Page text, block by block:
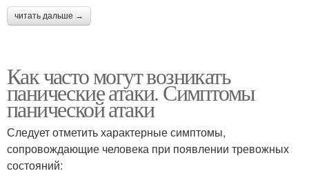
читать дальше →
Как часто могут возникать
панические атаки. Симптомы
панической атаки
Следует отметить характерные симптомы,
сопровождающие человека при появлении тревожных
состояний: